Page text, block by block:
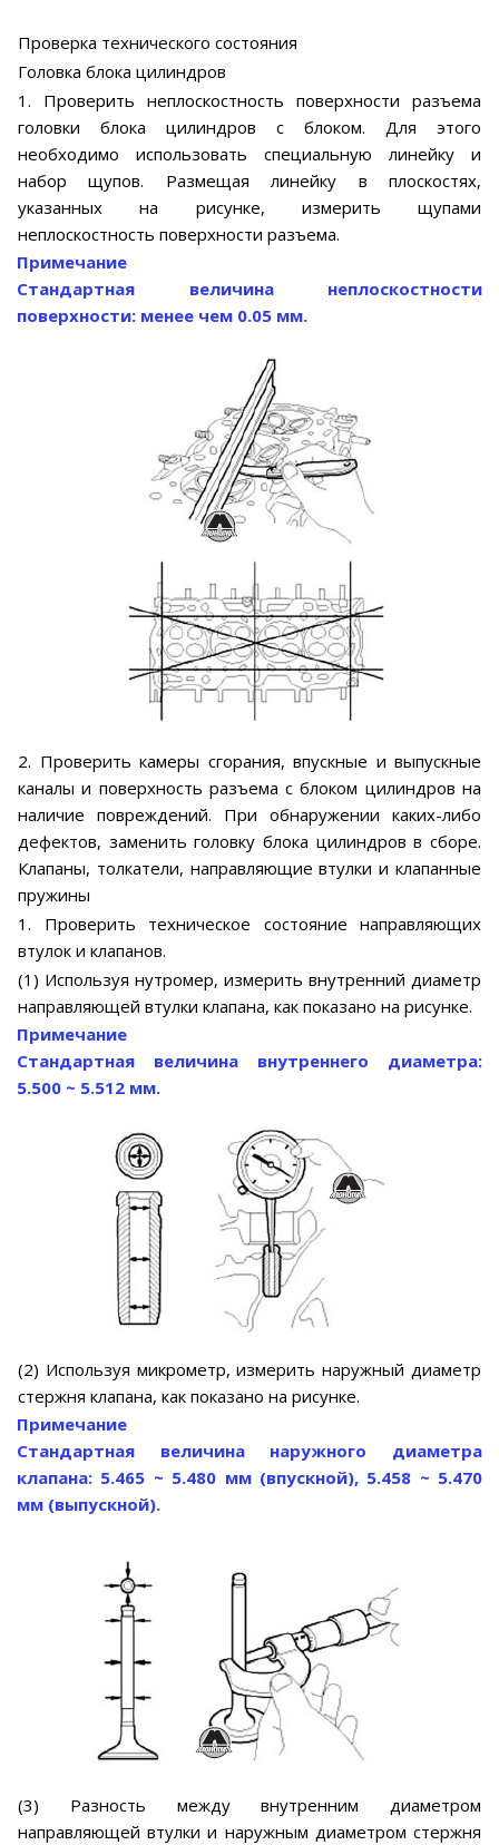
Проверка технического состояния
Головка блока цилиндров
1. Проверить неплоскостность поверхности разъема
головки блока цилиндров с блоком. Для этого
необходимо использовать специальную линейку и
набор щупов. Размещая линейку в плоскостях,
указанных на рисунке, измерить щупами
неплоскостность поверхности разъема.
Примечание
Стандартная величина неплоскостности
поверхности: менее чем 0.05 мм.
2. Проверить камеры сгорания, впускные и выпускные
каналы и поверхность разъема с блоком цилиндров на
наличие повреждений. При обнаружении каких-либо
дефектов, заменить головку блока цилиндров в сборе.
Клапаны, толкатели, направляющие втулки и клапанные
пружины
1. Проверить техническое состояние направляющих
втулок и клапанов.
(1) Используя нутромер, измерить внутренний диаметр
направляющей втулки клапана, как показано на рисунке.
Примечание
Стандартная величина внутреннего диаметра:
5.500 ~ 5.512 мм.
(2) Используя микрометр, измерить наружный диаметр
стержня клапана, как показано на рисунке.
Примечание
Стандартная величина наружного диаметра
клапана: 5.465 ~ 5.480 мм (впускной), 5.458 ~ 5.470
мм (выпускной).
(3) Разность между внутренним диаметром
направляющей втулки и наружным диаметром стержня